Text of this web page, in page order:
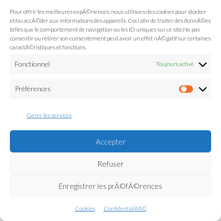
Pour offrir les meilleures expÃ©riences, nous utilisons des cookies pour stocker
et/ou accÃ©der aux informations des appareils. Ceci afin de traiter des donnÃ©es
telles que le comportement de navigation ou les ID uniques sur ce site.Ne pas
consentir ou retirer son consentement peut avoir un effet nÃ©gatif sur certaines
caractÃ©ristiques et fonctions.
Fonctionnel Toujours activé
Préférences
Gérer les services
Accepter
Refuser
Enregistrer les prÃ©fÃ©rences
Cookies ConfidentialitÃ©